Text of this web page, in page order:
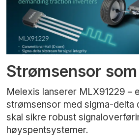
Strømsensor
Melexis lanserer MLX91229 –
strømsensor med sigma-delta
skal sikre robust
høyspentsystemer.